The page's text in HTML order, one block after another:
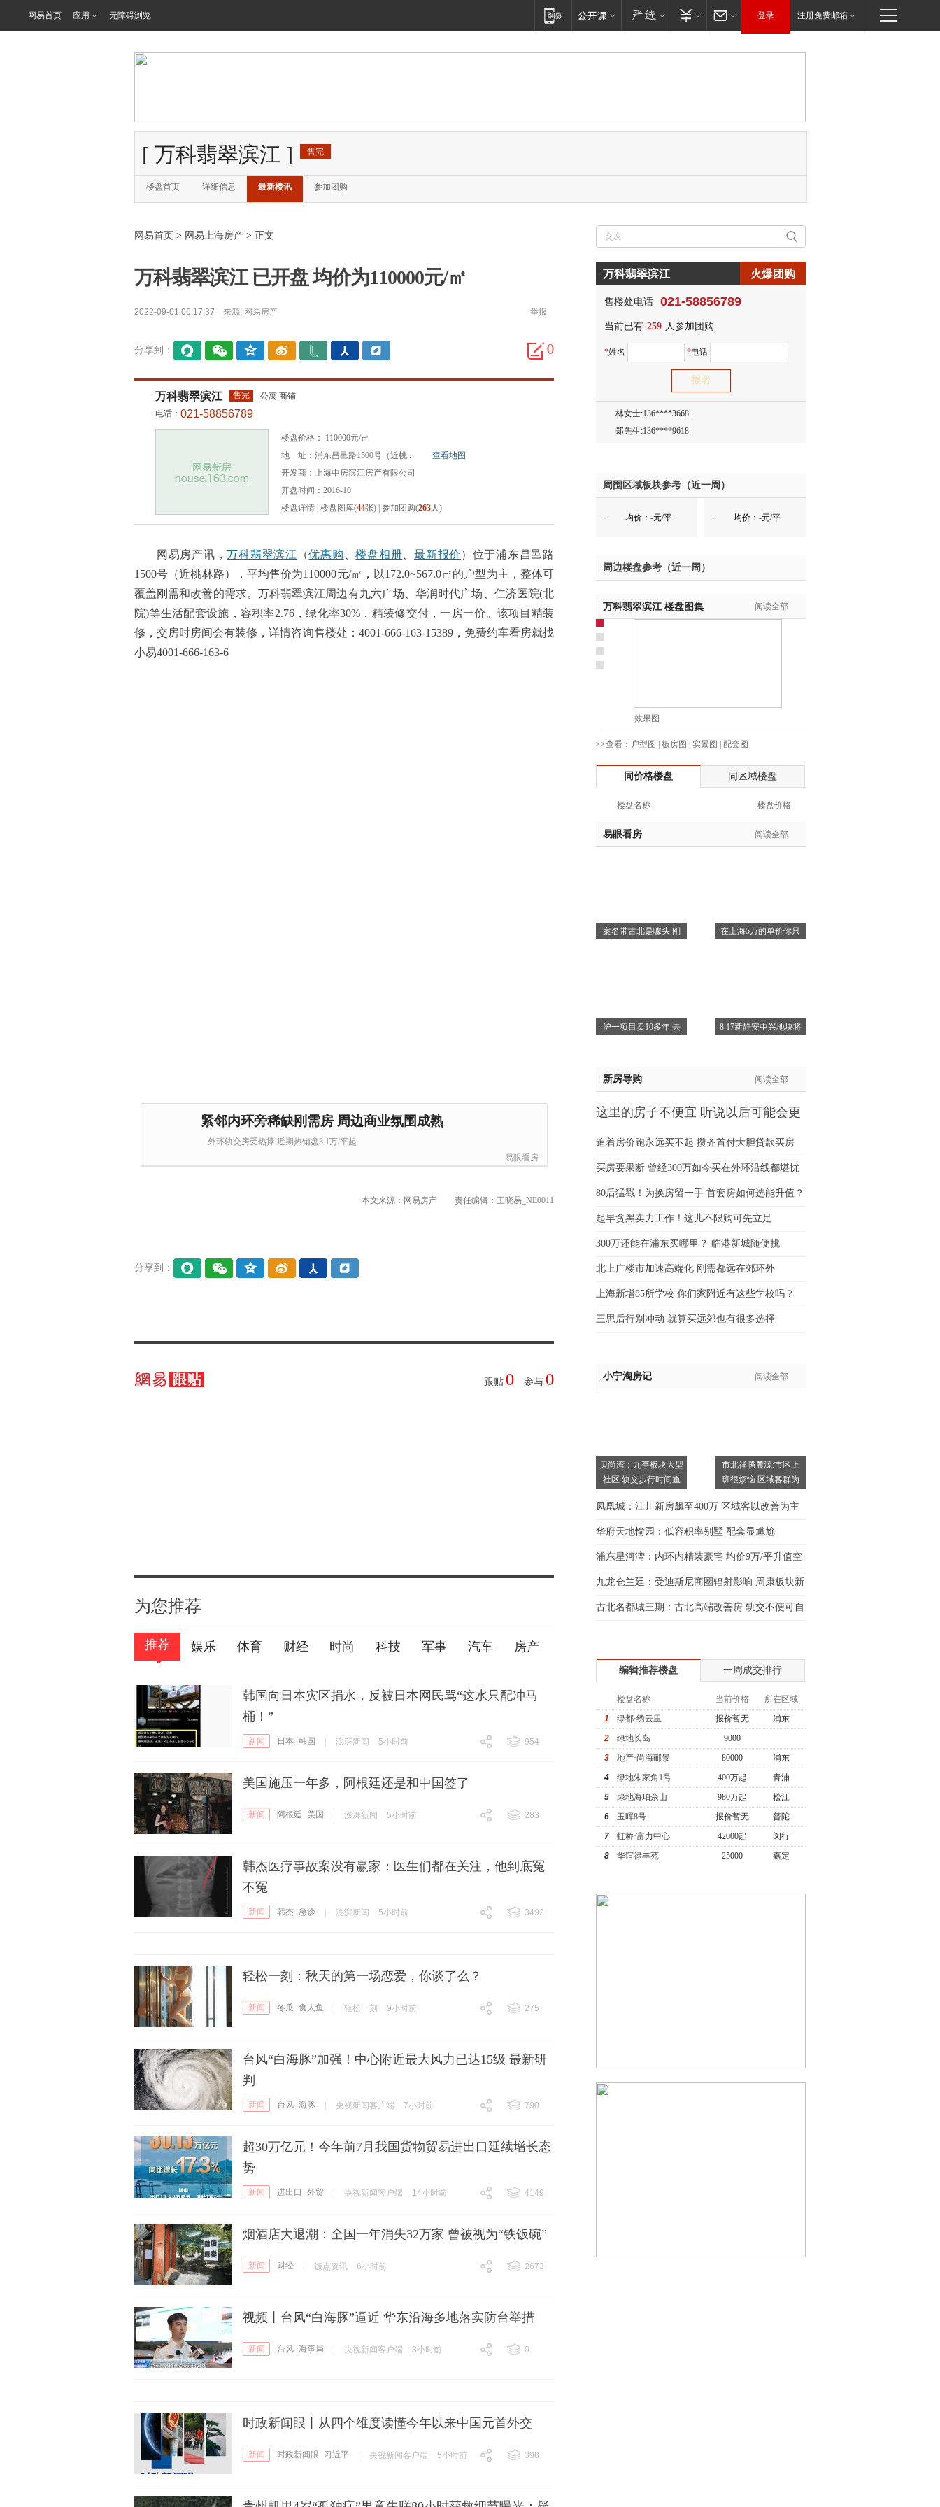
网易首页 应用 无障碍浏览 登录 注册免费邮箱
[ 万科翡翠滨江 ] 售完
楼盘首页 详细信息 最新楼讯 参加团购
网易首页 > 网易上海房产 > 正文
万科翡翠滨江 已开盘 均价为110000元/㎡
2022-09-01 06:17:37 来源: 网易房产 举报
0
分享到：
间
万科翡翠滨江 售完
公寓 商铺
电话： 021-58856789
楼盘价格： 110000元/㎡
地 址：浦东昌邑路1500号（近桃..
查看地图
开发商：上海中房滨江房产有限公司
开盘时间：2016-10
楼盘详情 楼盘图库(44张) 参加团购(263人)
网易房产讯，万科翡翠滨江 （优惠购 、楼盘相册 、最新报价 ）位于浦东昌邑路
1500号（近桃林路），平均售价为110000元/㎡，以172.0~567.0㎡的户型为主，整体可
覆盖刚需和改善的需求。万科翡翠滨江周边有九六广场、华润时代广场、仁济医院(北
院)等生活配套设施，容积率2.76，绿化率30%，精装修交付，一房一价。该项目精装
修，交房时房间会有装修，详情咨询售楼处：4001-666-163-15389，免费约车看房就找
小易4001-666-163-6
紧邻内环旁稀缺刚需房 周边商业氛围成熟
外环轨交房受热捧 近期热销盘3.1万/平起
易眼看房
本文来源：网易房产 责任编辑：王晓易_NE0011
分享到：
跟贴 0 参与 0
为您推荐
推荐 娱乐 体育 财经 时尚 科技 军事 汽车 房产
韩国向日本灾区捐水，反被日本网民骂“这水只配冲马
桶！”
新闻 日本 韩国 澎湃新闻 5小时前
954
美国施压一年多，阿根廷还是和中国签了
新闻 阿根廷 美国 澎湃新闻 5小时前
283
韩杰医疗事故案没有赢家：医生们都在关注，他到底冤
不冤
新闻 韩杰 急诊 澎湃新闻 5小时前
3492
轻松一刻：秋天的第一场恋爱，你谈了么？
新闻 冬瓜 食人鱼 轻松一刻 9小时前
275
台风“白海豚”加强！中心附近最大风力已达15级 最新研
判
新闻 台风 海豚 央视新闻客户端 7小时前
790
超30万亿元！今年前7月我国货物贸易进出口延续增长态
势
新闻 进出口 外贸 央视新闻客户端 14小时前
4149
烟酒店大退潮：全国一年消失32万家 曾被视为“铁饭碗”
新闻 财经 饭点资讯 6小时前
2673
视频丨台风“白海豚”逼近 华东沿海多地落实防台举措
新闻 台风 海事局 央视新闻客户端 3小时前
0
时政新闻眼丨从四个维度读懂今年以来中国元首外交
新闻 时政新闻眼 习近平 央视新闻客户端 5小时前
398
万科翡翠滨江 火爆团购
售楼处电话 021-58856789
当前已有 259 人参加团购
*姓名 *电话
邓先生:138****8083
蒋女士:186****7681
陈先生:159****3332
杨先生:134****5158
周先生:138****8967
林女士:136****3668
郑先生:136****9618
吴先生:139****9780
韩女士:158****2390
蔡女士:138****2322
吴小姐:139****6438
姚先生:137****6367
黄先生:138****7263
蒋女士:186****7681
陈先生:159****3332
杨先生:134****5158
周先生:138****8967
谢女士:135****3735
魏女士:138****0324
赵先生:139****8548
于女士:182****8478
周围区域板块参考（近一周）
- 均价： -元/平 - 均价： -元/平
周边楼盘参考（近一周）
万科翡翠滨江 楼盘图集 阅读全部
效果图
>>查看： 户型图 | 板房图 | 实景图 | 配套图
同价格楼盘 同区域楼盘
楼盘名称 楼盘价格
易眼看房 阅读全部
案名带古北是噱头 刚 在上海5万的单价你只
沪一项目卖10多年 去 8.17新静安中兴地块将
新房导购 阅读全部
这里的房子不便宜 听说以后可能会更
追着房价跑永远买不起 攒齐首付大胆贷款买房
买房要果断 曾经300万如今买在外环沿线都堪忧
80后猛戳！为换房留一手 首套房如何选能升值？
起早贪黑卖力工作！这儿不限购可先立足
300万还能在浦东买哪里？ 临港新城随便挑
北上广楼市加速高端化 刚需都远在郊环外
上海新增85所学校 你们家附近有这些学校吗？
三思后行别冲动 就算买远郊也有很多选择
小宁淘房记 阅读全部
贝尚湾：九亭板块大型
社区 轨交步行时间尴
市北祥腾麓源:市区上
班很烦恼 区域客群为
凤凰城：江川新房飙至400万 区域客以改善为主
华府天地愉园：低容积率别墅 配套显尴尬
浦东星河湾：内环内精装豪宅 均价9万/平升值空
间大
九龙仓兰廷：受迪斯尼商圈辐射影响 周康板块新
房看
古北名都城三期：古北高端改善房 轨交不便可自
编辑推荐楼盘 一周成交排行
楼盘名称 当前价格
所在区域
1
绿都·绣云里 报价暂无
浦东
2
绿地长岛
9000
3
地产·尚海郦景 80000
浦东
4
绿地朱家角1号 400万起
青浦
5
绿地海珀佘山 980万起
松江
6
玉晖8号 报价暂无
普陀
7
虹桥·富力中心 42000起
闵行
8
华谊禄丰苑 25000 嘉定